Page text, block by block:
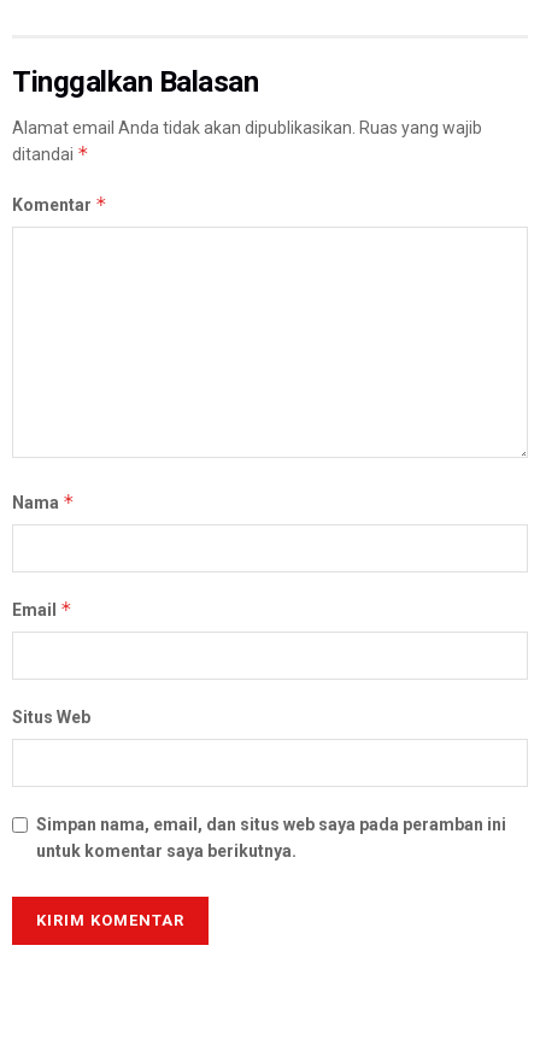
Tinggalkan Balasan
Alamat email Anda tidak akan dipublikasikan. Ruas yang wajib
ditandai *
Komentar *
Nama *
Email *
Situs Web
Simpan nama, email, dan situs web saya pada peramban ini
untuk komentar saya berikutnya.